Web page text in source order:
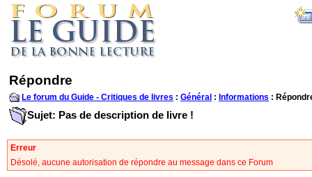
Répondre
Le forum du Guide - Critiques de livres : Général : Informations :
Sujet: Pas de description de livre !
Erreur
Désolé, aucune autorisation de répondre au message dans ce Forum